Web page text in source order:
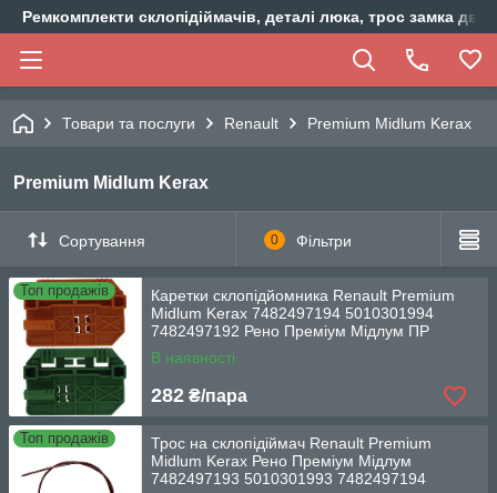
Ремкомплекти склопідіймачів, деталі люка, трос замка
Товари та послуги Renault Premium Midlum Kerax
Premium Midlum Kerax
Сортування 0 Фільтри
Топ продажів
Каретки склопідйомника Renault Premium
Midlum Kerax 7482497194 5010301994
7482497192 Рено Преміум Мідлум ПР
В наявності
282 ₴/пара
Топ продажів
Трос на склопідіймач Renault Premium
Midlum Kerax Рено Преміум Мідлум
7482497193 5010301993 7482497194